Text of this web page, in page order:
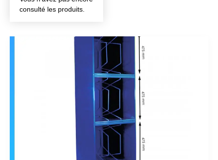
consulté les produits.